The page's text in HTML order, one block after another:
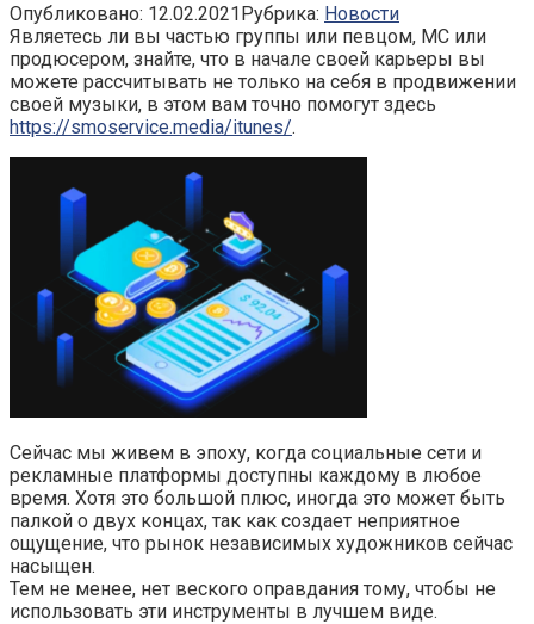
Опубликовано: 12.02.2021Рубрика: Новости
Являетесь ли вы частью группы или певцом, MC или
продюсером, знайте, что в начале своей карьеры вы
можете рассчитывать не только на себя в продвижении
своей музыки, в этом вам точно помогут здесь
https://smoservice.media/itunes/.
Сейчас мы живем в эпоху, когда социальные сети и
рекламные платформы доступны каждому в любое
время. Хотя это большой плюс, иногда это может быть
палкой о двух концах, так как создает неприятное
ощущение, что рынок независимых художников сейчас
насыщен.
Тем не менее, нет веского оправдания тому, чтобы не
использовать эти инструменты в лучшем виде.